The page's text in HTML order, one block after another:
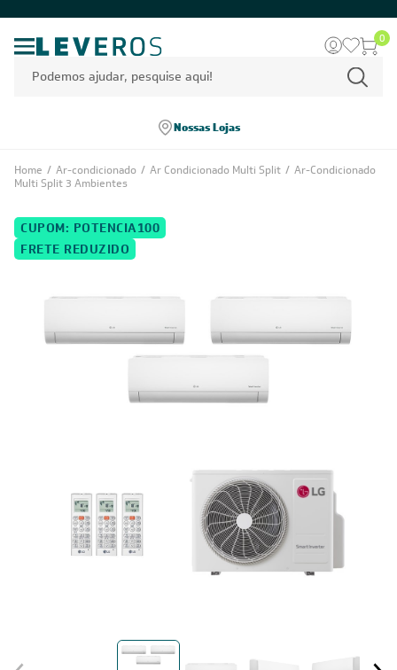
0
Nossas Lojas
Home / Ar-condicionado / Ar Condicionado Multi Split / Ar-Condicionado
Multi Split 3 Ambientes
CUPOM: POTENCIA100
FRETE REDUZIDO